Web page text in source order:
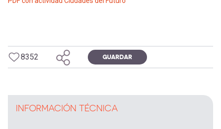
8352 GUARDAR
INFORMACIÓN TÉCNICA